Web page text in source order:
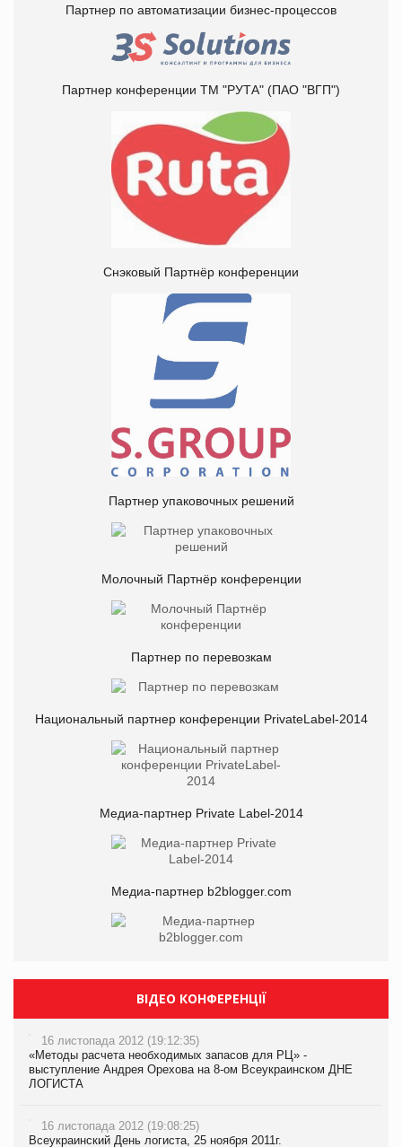
Партнер по автоматизации бизнес-процессов
Партнер конференции ТМ "РУТА" (ПАО "ВГП")
Снэковый Партнёр конференции
Партнер упаковочных решений
Молочный Партнёр конференции
Партнер по перевозкам
Национальный партнер конференции PrivateLabel-2014
Медиа-партнер Private Label-2014
Медиа-партнер b2blogger.com
ВІДЕО КОНФЕРЕНЦІЇ
16 листопада 2012 (19:12:35)
«Методы расчета необходимых запасов для РЦ» -
выступление Андрея Орехова на 8-ом Всеукраинском ДНЕ
ЛОГИСТА
16 листопада 2012 (19:08:25)
Всеукраинский День логиста, 25 ноября 2011г.